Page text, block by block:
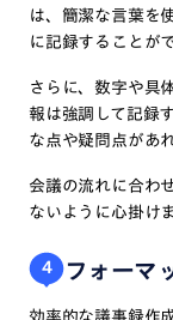
は、簡潔な言葉を
に記録することが
さらに、数字や具
報は強調して記録
な点や疑問点があ
会議の流れに合わ
ないように心掛け
4 フォーマ
効率的な議事録作